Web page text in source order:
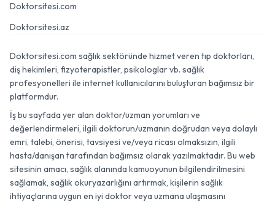
Doktorsitesi.com
Doktorsitesi.az
Doktorsitesi.com sağlık sektöründe hizmet veren tıp doktorları,
diş hekimleri, fizyoterapistler, psikologlar vb. sağlık
profesyonelleri ile internet kullanıcılarını buluşturan bağımsız bir
platformdur.
İş bu sayfada yer alan doktor/uzman yorumları ve
değerlendirmeleri, ilgili doktorun/uzmanın doğrudan veya dolaylı
emri, talebi, önerisi, tavsiyesi ve/veya ricası olmaksızın, ilgili
hasta/danışan tarafından bağımsız olarak yazılmaktadır. Bu web
sitesinin amacı, sağlık alanında kamuoyunun bilgilendirilmesini
sağlamak, sağlık okuryazarlığını artırmak, kişilerin sağlık
ihtiyaçlarına uygun en iyi doktor veya uzmana ulaşmasını